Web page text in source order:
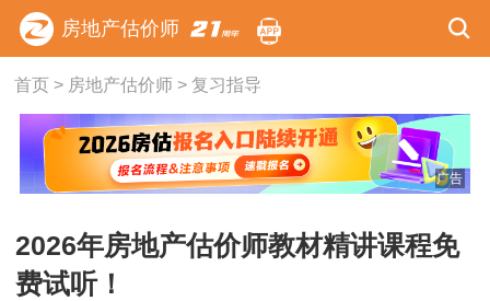
房地产估价师
首页> 房地产估价师> 复习指导
广告
2026年房地产估价师教材精讲课程免
费试听！